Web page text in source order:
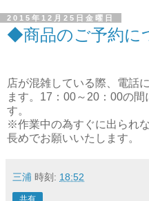
2015年12月25日金曜日
◆商品のご予約に
店が混雑している際、電話
ます。17：00～20：00の
す。
※作業中の為すぐに出られ
長めでお願いいたします。
三浦 時刻: 18:52
共有